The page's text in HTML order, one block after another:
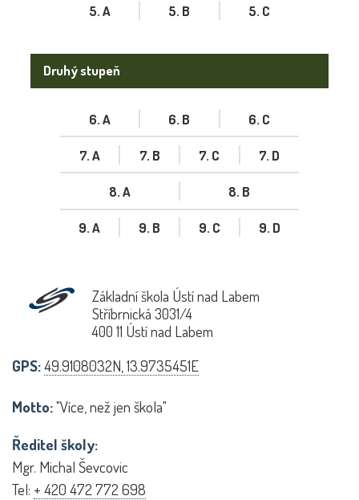
5. A 5. B 5. C
Druhý stupeň
6. A 6. B 6. C
7. A 7. B 7. C 7. D
8. A 8. B
9. A 9. B 9. C 9. D
Základní škola Ústí nad Labem
Stříbrnická 3031/4
400 11 Ústí nad Labem
GPS:49.9108032N, 13.9735451E
Motto:"Více, než jen škola"
Ředitel školy:
Mgr. Michal Ševcovic
Tel: + 420 472 772 698